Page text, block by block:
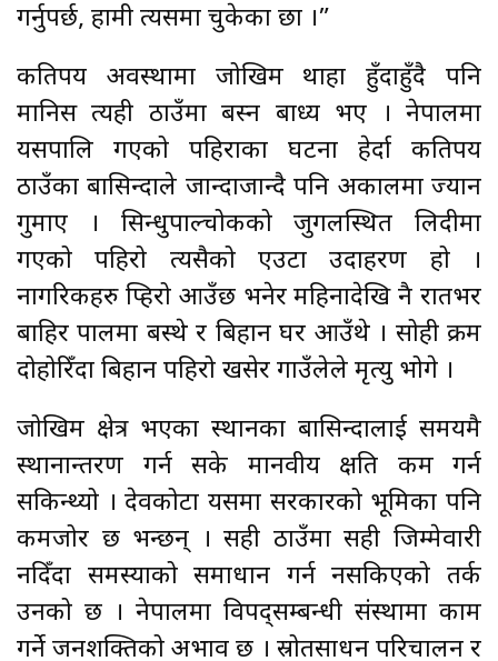
गर्नुपर्छ, हामी त्यसमा चुकेका छौँ ।”
कतिपय अवस्थामा जोखिम थाहा हुँदाहुँदै पनि
मानिस त्यही ठाउँमा बस्न बाध्य भए । नेपालमा
यसपालि गएको पहिराका घटना हेर्दा कतिपय
ठाउँका बासिन्दाले जान्दाजान्दै पनि अकालमा ज्यान
गुमाए । सिन्धुपाल्चोकको जुगलस्थित लिदीमा
गएको पहिरो त्यसैको एउटा उदाहरण हो ।
नागरिकहरु प्हिरो आउँछ भनेर महिनादेखि नै रातभर
बाहिर पालमा बस्थे र बिहान घर आउँथे । सोही क्रम
दोहोरिँदा बिहान पहिरो खसेर गाउँलेले मृत्यु भोगे ।
जोखिम क्षेत्र भएका स्थानका बासिन्दालाई समयमै
स्थानान्तरण गर्न सके मानवीय क्षति कम गर्न
सकिन्थ्यो । देवकोटा यसमा सरकारको भूमिका पनि
कमजोर छ भन्छन् । सही ठाउँमा सही जिम्मेवारी
नदिँदा समस्याको समाधान गर्न नसकिएको तर्क
उनको छ । नेपालमा विपद्सम्बन्धी संस्थामा काम
गर्ने जनशक्तिको अभाव छ । स्रोतसाधन परिचालन र